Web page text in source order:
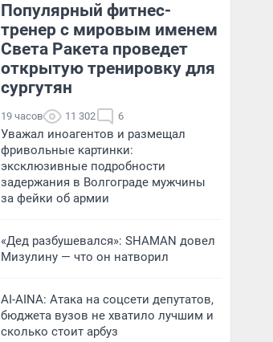
Популярный фитнес-
тренер с мировым именем
Света Ракета проведет
открытую тренировку для
сургутян
19 часов 11 302 6
Уважал иноагентов и размещал
фривольные картинки:
эксклюзивные подробности
задержания в Волгограде мужчины
за фейки об армии
«Дед разбушевался»: SHAMAN довел
Мизулину — что он натворил
AI-AINA: Атака на соцсети депутатов,
бюджета вузов не хватило лучшим и
сколько стоит арбуз